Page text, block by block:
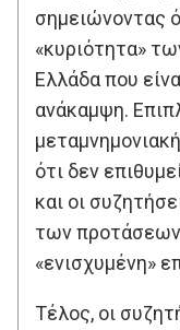
σημειώνοντας
«κυριότητα»
Ελλάδα που
ανάκαμψη.
ότι δεν
και οι
των προτάσεων
«ενισχυμένη»
Τέλος, οι